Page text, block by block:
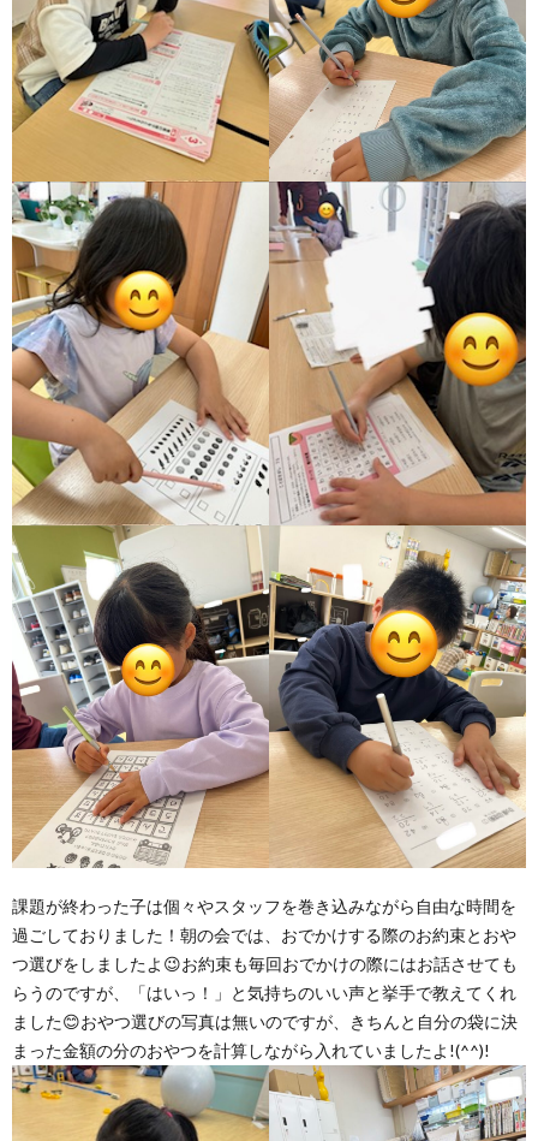
評
価
ア
ー
ト・
己
評
統
括
課題が終わった子は個々やスタッフを巻き込みながら自由な時間を
過ごしておりました！朝の会では、おでかけする際のお約束とおや
つ選びをしましたよ😉お約束も毎回おでかけの際にはお話させても
らうのですが、「はいっ！」と気持ちのいい声と挙手で教えてくれ
ました😊おやつ選びの写真は無いのですが、きちんと自分の袋に決
まった金額の分のおやつを計算しながら入れていましたよ!(^^)!